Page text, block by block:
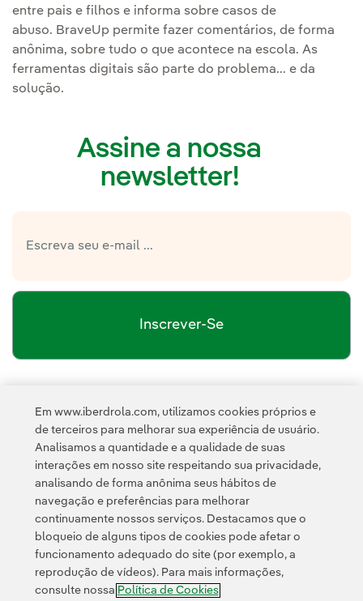
entre pais e filhos e informa sobre casos de
abuso. BraveUp permite fazer comentários, de forma
anônima, sobre tudo o que acontece na escola. As
ferramentas digitais são parte do problema... e da
solução.
Assine a nossa
newsletter!
Inscrever-Se
Esta página é protegida pelo reCAPTCHA e pela Política de
Privacidade
Termos de Serviço do Google
Contato Clientes Política de Privacidade Informação legal
Política de cookies Configuração de cookies
Em www.iberdrola.com, utilizamos cookies próprios e
de terceiros para melhorar sua experiência de usuário.
Analisamos a quantidade e a qualidade de suas
interações em nosso site respeitando sua privacidade,
analisando de forma anônima seus hábitos de
navegação e preferências para melhorar
continuamente nossos serviços. Destacamos que o
bloqueio de alguns tipos de cookies pode afetar o
funcionamento adequado do site (por exemplo, a
reprodução de vídeos). Para mais informações,
consulte nossa Política de Cookies